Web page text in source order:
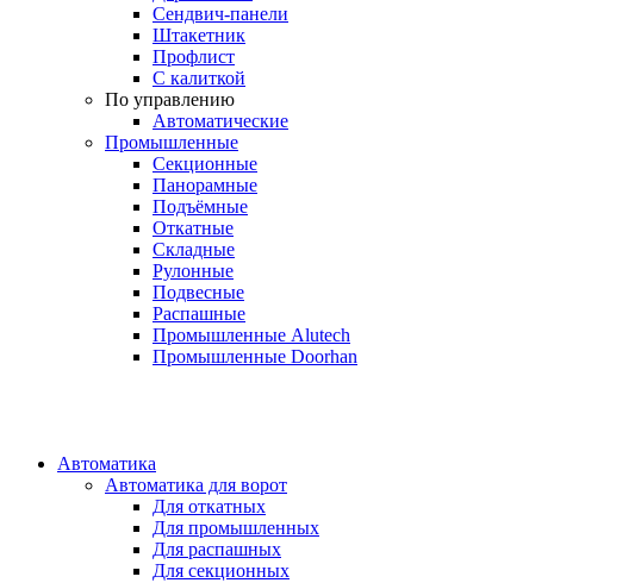
Сендвич-панели
Штакетник
Профлист
С калиткой
По управлению
Автоматические
Промышленные
Секционные
Панорамные
Подъёмные
Откатные
Складные
Рулонные
Подвесные
Распашные
Промышленные Alutech
Промышленные Doorhan
Автоматика
Автоматика для ворот
Для откатных
Для промышленных
Для распашных
Для секционных